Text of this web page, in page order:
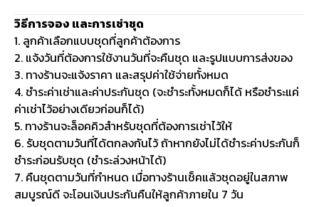
วิธีการจอง และการเช่าชุด
1. ลูกค้าเลือกแบบชุดที่ลูกค้าต้องการ
2. แจ้งวันที่ต้องการใช้งานวันที่จะคืนชุด และรูปแบบการส่งของ
3. ทางร้านจะแจ้งราคา และสรุปค่าใช้จ่ายทั้งหมด
4. ชำระค่าเช่าและค่าประกันชุด (จะชำระทั้งหมดก็ได้ หรือชำระแค่
ค่าเช่าไว้อย่างเดียวก่อนก็ได้)
5. ทางร้านจะล็อคคิวสำหรับชุดที่ต้องการเช่าไว้ให้
6. รับชุดตามวันที่ได้ตกลงกันไว้ ถ้าหากยังไม่ได้ชำระค่าประกันก็
ชำระก่อนรับชุด (ชำระล่วงหน้าได้)
7. คืนชุดตามวันที่กำหนด เมื่อทางร้านเช็คแล้วชุดอยู่ในสภาพ
สมบูรณ์ดี จะโอนเงินประกันคืนให้ลูกค้าภายใน 7 วัน